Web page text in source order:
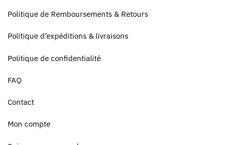
Politique de Remboursements & Retours
Politique d’expéditions & livraisons
Politique de confidentialité
FAQ
Contact
Mon compte